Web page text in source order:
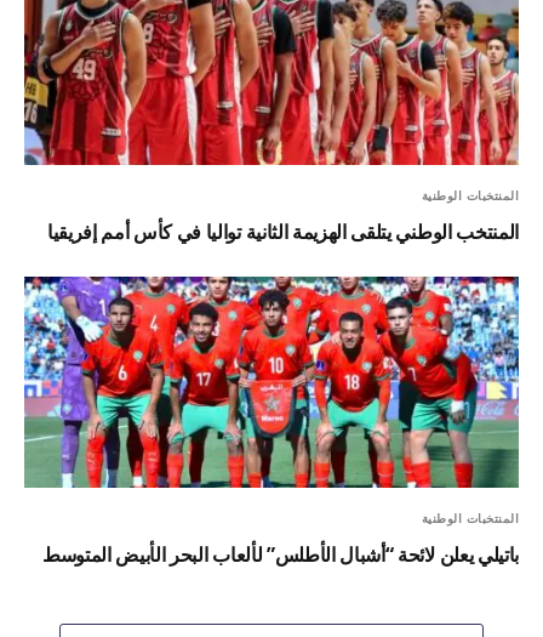
المنتخبات الوطنية
المنتخب الوطني يتلقى الهزيمة الثانية تواليا في كأس أمم إفريقيا
المنتخبات الوطنية
باتيلي يعلن لائحة “أشبال الأطلس” لألعاب البحر الأبيض المتوسط